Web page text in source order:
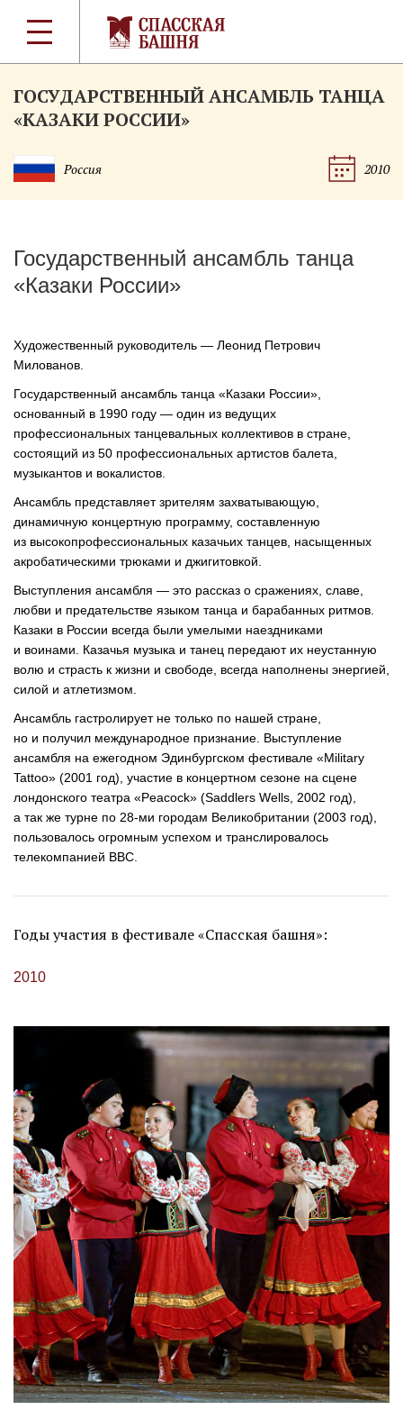
ГОСУДАРСТВЕННЫЙ АНСАМБЛЬ ТАНЦА
«КАЗАКИ РОССИИ»
Россия 2010
Государственный ансамбль танца
«Казаки России»
Художественный руководитель — Леонид Петрович
Милованов.
Государственный ансамбль танца «Казаки России»,
основанный в 1990 году — один из ведущих
профессиональных танцевальных коллективов в стране,
состоящий из 50 профессиональных артистов балета,
музыкантов и вокалистов.
Ансамбль представляет зрителям захватывающую,
динамичную концертную программу, составленную
из высокопрофессиональных казачьих танцев, насыщенных
акробатическими трюками и джигитовкой.
Выступления ансамбля — это рассказ о сражениях, славе,
любви и предательстве языком танца и барабанных ритмов.
Казаки в России всегда были умелыми наездниками
и воинами. Казачья музыка и танец передают их неустанную
волю и страсть к жизни и свободе, всегда наполнены энергией,
силой и атлетизмом.
Ансамбль гастролирует не только по нашей стране,
но и получил международное признание. Выступление
ансамбля на ежегодном Эдинбургском фестивале «Military
Tattoo» (2001 год), участие в концертном сезоне на сцене
лондонского театра «Peacock» (Saddlers Wells, 2002 год),
а так же турне по 28-ми городам Великобритании (2003 год),
пользовалось огромным успехом и транслировалось
телекомпанией ВВС.
Годы участия в фестивале «Спасская башня»:
2010